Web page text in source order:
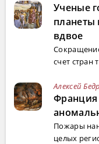
Ученые
планеты
вдвое
счет стран
Алексей
Франция
Пожары
целых